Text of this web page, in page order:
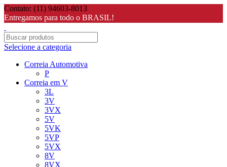
Contato: (11) 94603-8013
Entregamos para todo o BRASIL!
Selecione a categoria
Correia Automotiva
P
Correia em V
3L
3V
3VX
5V
5VK
5VP
5VX
8V
8VX